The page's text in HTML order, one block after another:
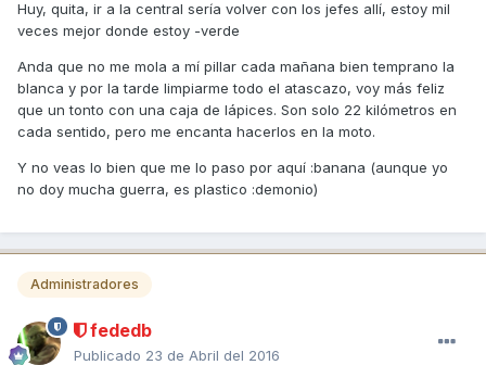
Huy, quita, ir a la central sería volver con los jefes allí, estoy mil
veces mejor donde estoy -verde
Anda que no me mola a mí pillar cada mañana bien temprano la
blanca y por la tarde limpiarme todo el atascazo, voy más feliz
que un tonto con una caja de lápices. Son solo 22 kilómetros en
cada sentido, pero me encanta hacerlos en la moto.
Y no veas lo bien que me lo paso por aquí :banana (aunque yo
no doy mucha guerra, es plastico :demonio)
Administradores
fededb
Publicado 23 de Abril del 2016